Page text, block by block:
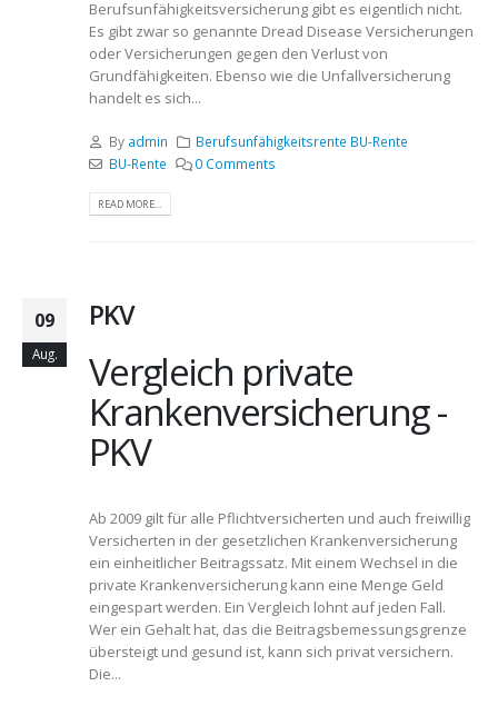
Berufsunfähigkeitsversicherung gibt es eigentlich nicht.
Es gibt zwar so genannte Dread Disease Versicherungen
oder Versicherungen gegen den Verlust von
Grundfähigkeiten. Ebenso wie die Unfallversicherung
handelt es sich...
By admin
Berufsunfähigkeitsrente BU-Rente
BU-Rente
0 Comments
READ MORE...
09
Aug.
PKV
Vergleich private
Krankenversicherung -
PKV
Ab 2009 gilt für alle Pflichtversicherten und auch freiwillig
Versicherten in der gesetzlichen Krankenversicherung
ein einheitlicher Beitragssatz. Mit einem Wechsel in die
private Krankenversicherung kann eine Menge Geld
eingespart werden. Ein Vergleich lohnt auf jeden Fall.
Wer ein Gehalt hat, das die Beitragsbemessungsgrenze
übersteigt und gesund ist, kann sich privat versichern.
Die...